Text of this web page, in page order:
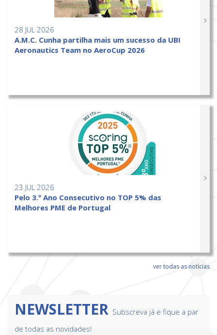
28 JUL 2026
A.M.C. Cunha partilha mais um sucesso da UBI
Aeronautics Team no AeroCup 2026
23 JUL 2026
Pelo 3.º Ano Consecutivo no TOP 5% das
Melhores PME de Portugal
ver todas as notícias
NEWSLETTER Subscreva já e fique a par
de todas as novidades!